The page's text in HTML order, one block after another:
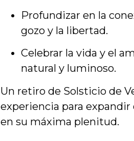
Profundizar en la
gozo y la libertad.
Celebrar la vida y el
natural y luminoso.
Un retiro de Solsticio de
experiencia para
en su máxima plenitud.